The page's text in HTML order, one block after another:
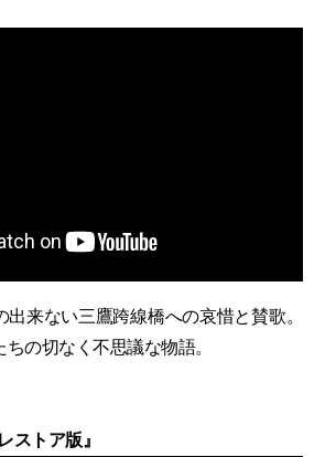
来ない三鷹跨線橋への哀惜と賛歌。
の切なく不思議な物語。
ストア版』